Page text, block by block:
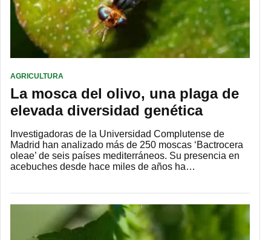
AGRICULTURA
La mosca del olivo, una plaga de
elevada diversidad genética
Investigadoras de la Universidad Complutense de
Madrid han analizado más de 250 moscas ‘Bactrocera
oleae’ de seis países mediterráneos. Su presencia en
acebuches desde hace miles de años ha…